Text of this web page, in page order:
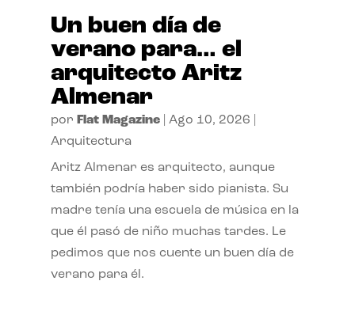
Un buen día de
verano para… el
arquitecto Aritz
Almenar
por Flat Magazine| Ago 10, 2026
Arquitectura
Aritz Almenar es arquitecto, aunque
también podría haber sido pianista. Su
madre tenía una escuela de música en la
que él pasó de niño muchas tardes. Le
pedimos que nos cuente un buen día de
verano para él.